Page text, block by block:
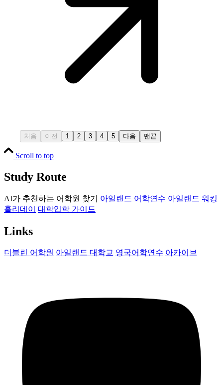
처음 이전 1 2 3 4 5 다음 맨끝
Scroll to top
Study Route
AI가 추천하는 어학원 찾기 아일랜드 어학연수 아일랜드 워킹
홀리데이
대학입학 가이드
Links
더블린 어학원 아일랜드 대학교 영국어학연수 아카이브